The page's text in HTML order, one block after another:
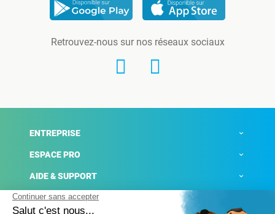
Retrouvez-nous sur nos réseaux sociaux
ENTREPRISE
ESPACE PRO
AIDE & SUPPORT
ACTUALITÉS